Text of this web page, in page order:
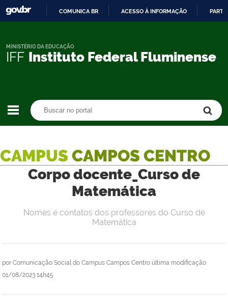
CONTEÚDO
COMUNICA BR ACESSO À INFORMAÇÃO
IFF Instituto Federal Fluminense
MINISTÉRIO DA EDUCAÇÃO
CAMPUS CAMPOS CENTRO
Corpo docente_Curso de
Matemática
por Comunicação Social do Campus Campos Centro última modificação
01/08/2023 14h45
Nomes e contatos dos professores do Curso de
Matemática